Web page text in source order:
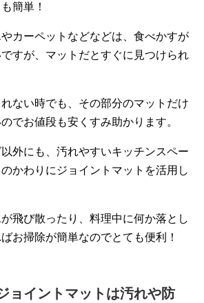
簡単！
カーペットなどなどは、食べかすが
すが、マットだとすぐに見つけられ
ない時でも、その部分のマットだけ
でお値段も安くすみ助かります。
外にも、汚れやすいキッチンスペー
かわりにジョイントマットを活用し
飛び散ったり、料理中に何か落とし
お掃除が簡単なのでとても便利！
ョイントマットは汚れや防